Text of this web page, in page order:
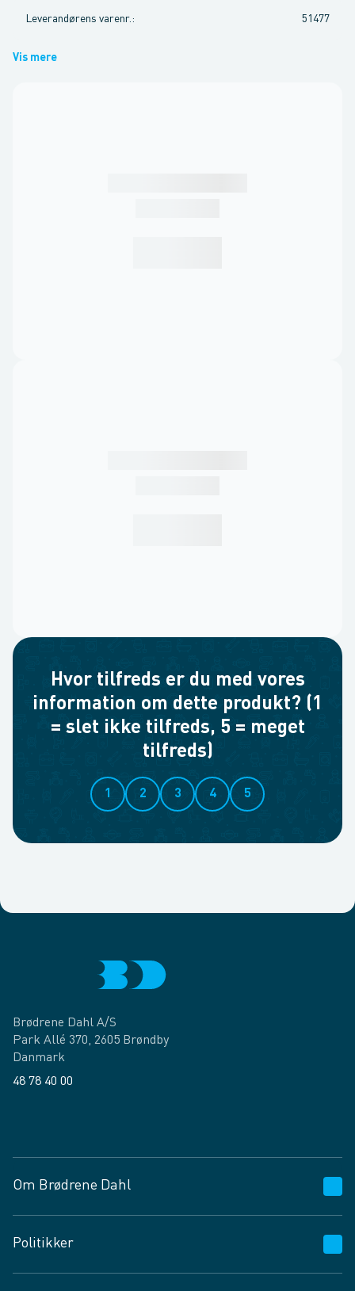
Leverandørens varenr. : 51477
Vis mere
Hvor tilfreds er du med vores
information om dette produkt? (1
= slet ikke tilfreds, 5 = meget
tilfreds)
1 2 3 4 5
Brødrene Dahl A/S
Park Allé 370, 2605 Brøndby
Danmark
48 78 40 00
Om Brødrene Dahl
Vagttelefon 30 10 89 89
Spørgsmål og svar
Politikker